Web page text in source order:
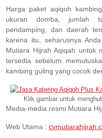
Harga paket aqiqoh
ukuran domba, jumlah
pendamping, dan daerah
karena itu, seharusnya
Mutiara Hijrah Aqiqah untuk
tersedia sebelum
kambing guling yang cocok
Klik gambar untuk
Media-media resmi Mutiara
Web Utama :